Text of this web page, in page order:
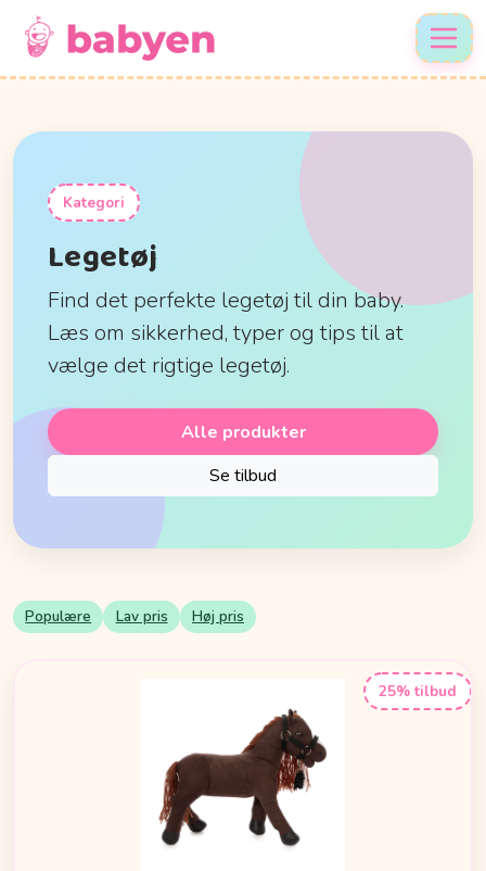
Kategori
Legetøj
Find det perfekte legetøj til din baby.
Læs om sikkerhed, typer og tips til at
vælge det rigtige legetøj.
Alle produkter
Se tilbud
Populære Lav pris Høj pris
25% tilbud